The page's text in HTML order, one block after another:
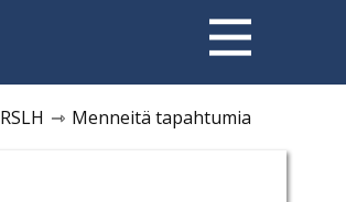
RSLH ⇾ Menneitä tapahtumia